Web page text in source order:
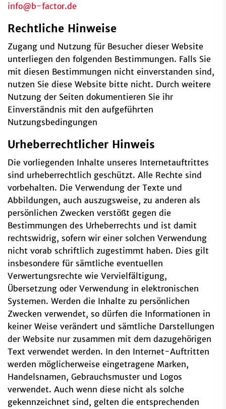
info@b-factor.de
Rechtliche Hinweise
Zugang und Nutzung für Besucher dieser Website
unterliegen den folgenden Bestimmungen. Falls Sie
mit diesen Bestimmungen nicht einverstanden sind,
nutzen Sie diese Website bitte nicht. Durch weitere
Nutzung der Seiten dokumentieren Sie ihr
Einverständnis mit den aufgeführten
Nutzungsbedingungen
Urheberrechtlicher Hinweis
Die vorliegenden Inhalte unseres Internetauftrittes
sind urheberrechtlich geschützt. Alle Rechte sind
vorbehalten. Die Verwendung der Texte und
Abbildungen, auch auszugsweise, zu anderen als
persönlichen Zwecken verstößt gegen die
Bestimmungen des Urheberrechts und ist damit
rechtswidrig, sofern wir einer solchen Verwendung
nicht vorab schriftlich zugestimmt haben. Dies gilt
insbesondere für sämtliche eventuellen
Verwertungsrechte wie Vervielfältigung,
Übersetzung oder Verwendung in elektronischen
Systemen. Werden die Inhalte zu persönlichen
Zwecken verwendet, so dürfen die Informationen in
keiner Weise verändert und sämtliche Darstellungen
der Website nur zusammen mit dem dazugehörigen
Text verwendet werden. In den Internet-Auftritten
werden möglicherweise eingetragene Marken,
Handelsnamen, Gebrauchsmuster und Logos
verwendet. Auch wenn diese nicht als solche
gekennzeichnet sind, gelten die entsprechenden